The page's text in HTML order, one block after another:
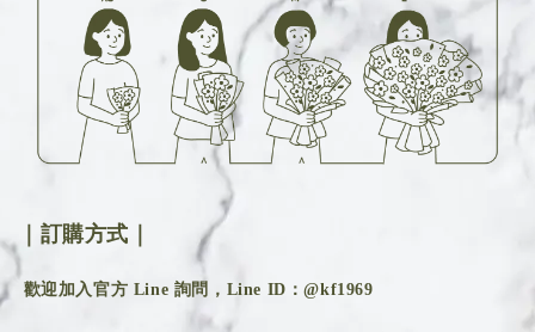
｜訂購方式｜
歡迎加入官方 Line 詢問，Line ID：@kf1969